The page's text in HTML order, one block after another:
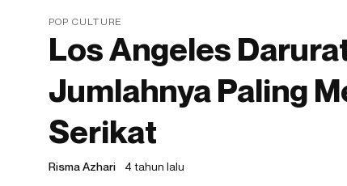
POP CULTURE
Los Angeles
Jumlahnya Paling
Serikat
Risma Azhari 4 tahun lalu